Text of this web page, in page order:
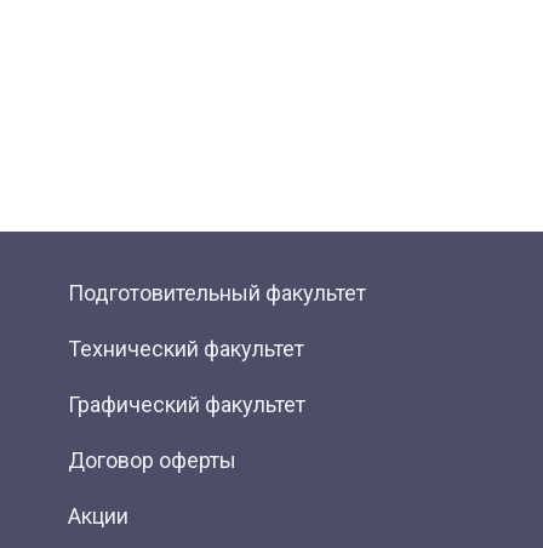
Подготовительный факультет
Технический факультет
Графический факультет
Договор оферты
Акции